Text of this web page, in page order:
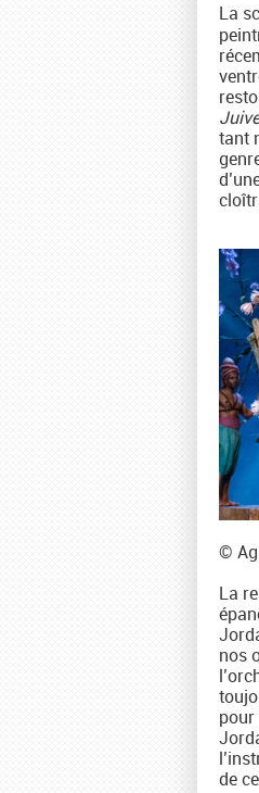
La
Juive
tant
©
La
nos
de